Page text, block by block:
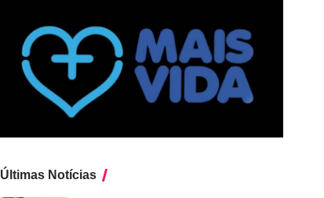
Últimas Notícias